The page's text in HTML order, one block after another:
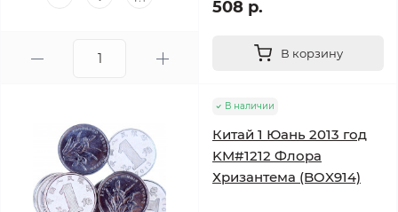
508 р.
В корзину
В наличии
Китай 1 Юань 2013 год
KM#1212 Флора
Хризантема (BOX914)